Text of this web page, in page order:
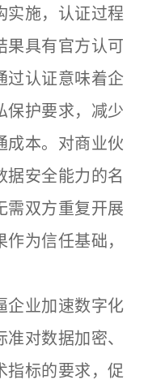
实施，认证过程
果具有官方认可
过认证意味着企
保护要求，减少
成本。对商业伙
据安全能力的名
需双方重复开展
为信任基础，
业加速数字化
对数据加密、
指标的要求，促